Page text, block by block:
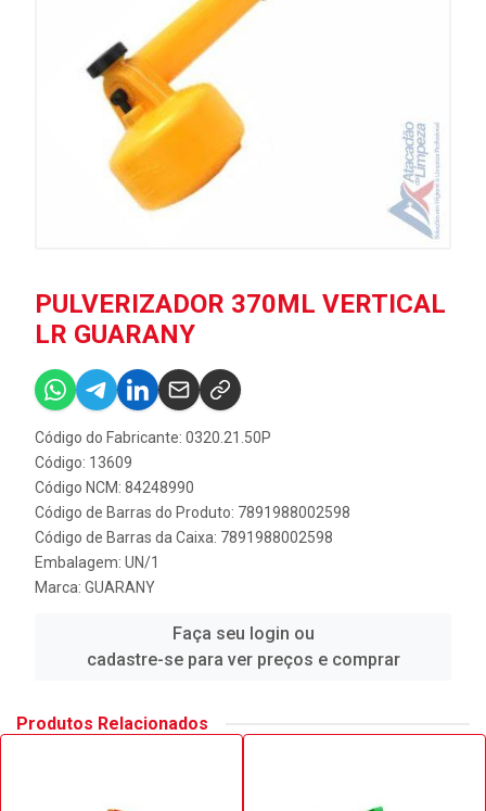
PULVERIZADOR 370ML VERTICAL
LR GUARANY
Código do Fabricante: 0320.21.50P
Código: 13609
Código NCM: 84248990
Código de Barras do Produto: 7891988002598
Código de Barras da Caixa: 7891988002598
Embalagem: UN/1
Marca: GUARANY
Faça seu login ou
cadastre-se para ver preços e comprar
Produtos Relacionados